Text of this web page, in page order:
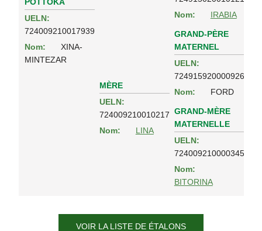
UELN:
724009210017939
Nom:
XINA-
MINTEZAR
Nom:
IRABIA
MÈRE
UELN:
724009210010217
Nom:
LINA
GRAND-PÈRE
MATERNEL
UELN:
724915920000926
Nom:
FORD
GRAND-MÈRE
MATERNELLE
UELN:
724009210000345
Nom:
BITORINA
VOIR LA LISTE DE ÉTALONS